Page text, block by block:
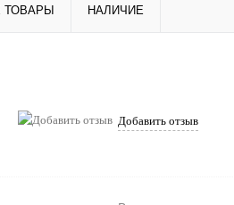
НАЛИЧИЕ
Добавить отзыв